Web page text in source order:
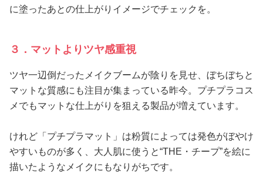
に塗ったあとの仕上がりイメージでチェックを。
３．マットよりツヤ感重視
ツヤ一辺倒だったメイクブームが陰りを見せ、ぼちぼちと
マットな質感にも注目が集まっている昨今。プチプラコス
メでもマットな仕上がりを狙える製品が増えています。
けれど「プチプラマット」は粉質によっては発色がぼやけ
やすいものが多く、大人肌に使うと“THE・チープ”を絵に
描いたようなメイクにもなりがちです。